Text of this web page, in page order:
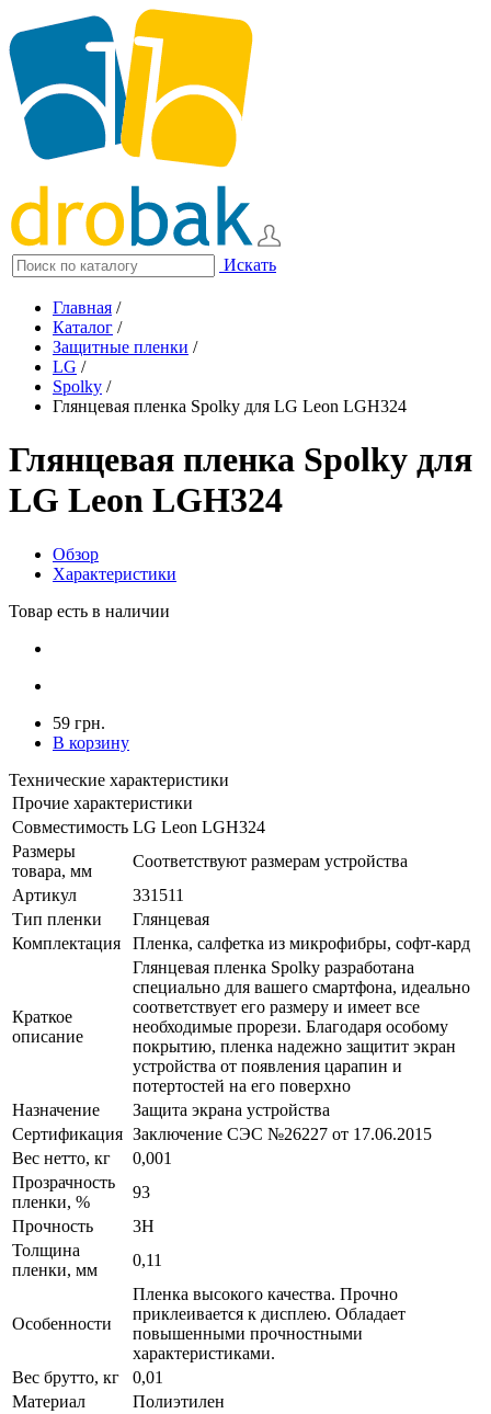
Искать
Главная /
Каталог /
Защитные пленки /
LG /
Spolky /
Глянцевая пленка Spolky для LG Leon LGH324
Глянцевая пленка Spolky для
LG Leon LGH324
Обзор
Характеристики
Товар есть в наличии
59 грн.
В корзину
Технические характеристики
Прочие характеристики
Совместимость LG Leon LGH324
Размеры
товара, мм
Соответствуют размерам устройства
Артикул
331511
Тип пленки
Глянцевая
Комплектация
Пленка, салфетка из микрофибры, софт-кард
Краткое
описание
Глянцевая пленка Spolky разработана
специально для вашего смартфона, идеально
соответствует его размеру и имеет все
необходимые прорези. Благодаря особому
покрытию, пленка надежно защитит экран
устройства от появления царапин и
потертостей на его поверхно
Назначение
Защита экрана устройства
Сертификация Заключение СЭС №26227 от 17.06.2015
Вес нетто, кг
0,001
Прозрачность
пленки, %
93
Прочность
3H
Толщина
пленки, мм
0,11
Особенности
Пленка высокого качества. Прочно
приклеивается к дисплею. Обладает
повышенными прочностными
характеристиками.
Вес брутто, кг
0,01
Материал
Полиэтилен